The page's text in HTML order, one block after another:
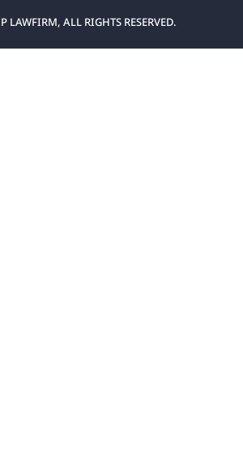
ALL RIGHTS RESERVED.